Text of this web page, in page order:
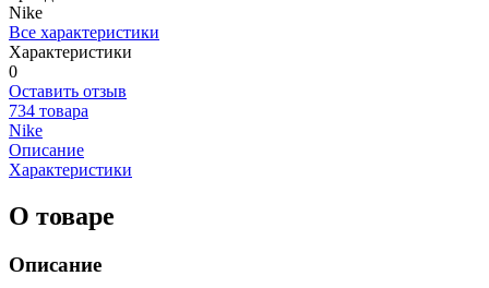
Nike
Все характеристики
Характеристики
0
Оставить отзыв
734 товара
Nike
Описание
Характеристики
О товаре
Описание